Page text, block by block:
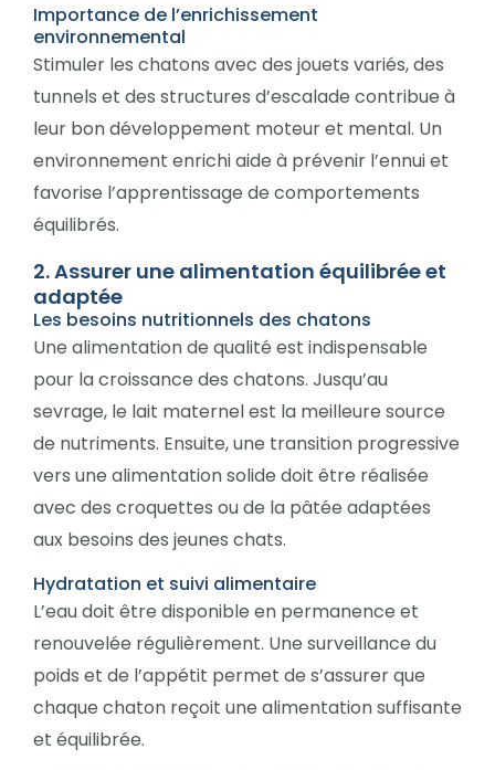
Importance de l’enrichissement
environnemental
Stimuler les chatons avec des jouets variés, des
tunnels et des structures d’escalade contribue à
leur bon développement moteur et mental. Un
environnement enrichi aide à prévenir l’ennui et
favorise l’apprentissage de comportements
équilibrés.
2. Assurer une alimentation équilibrée et
adaptée
Les besoins nutritionnels des chatons
Une alimentation de qualité est indispensable
pour la croissance des chatons. Jusqu’au
sevrage, le lait maternel est la meilleure source
de nutriments. Ensuite, une transition progressive
vers une alimentation solide doit être réalisée
avec des croquettes ou de la pâtée adaptées
aux besoins des jeunes chats.
Hydratation et suivi alimentaire
L’eau doit être disponible en permanence et
renouvelée régulièrement. Une surveillance du
poids et de l’appétit permet de s’assurer que
chaque chaton reçoit une alimentation suffisante
et équilibrée.